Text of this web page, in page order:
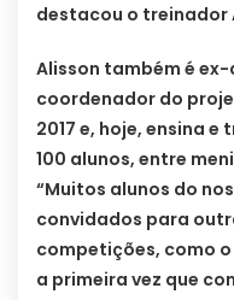
destacou o treinador
Alisson também é
coordenador do
2017 e, hoje, ensina
100 alunos, entre
“Muitos alunos do
convidados para
competições, como o
a primeira vez que